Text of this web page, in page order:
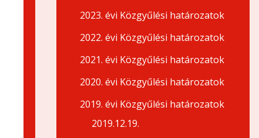
2023. évi Közgyűlési határozatok
2022. évi Közgyűlési határozatok
2021. évi Közgyűlési határozatok
2020. évi Közgyűlési határozatok
2019. évi Közgyűlési határozatok
2019.12.19.